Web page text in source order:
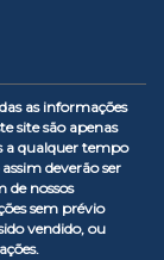
as informações
site são apenas
a qualquer tempo
deverão ser
de nossos
sem prévio
vendido, ou